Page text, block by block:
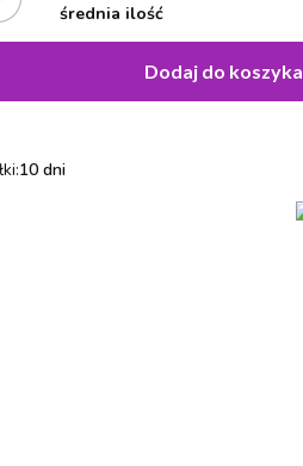
średnia ilość
Dodaj do koszyka
10 dni